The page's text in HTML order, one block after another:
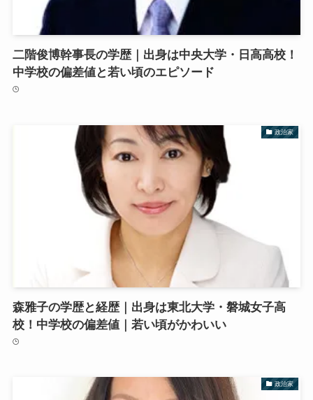
二階俊博幹事長の学歴｜出身は中央大学・日高高校！
中学校の偏差値と若い頃のエピソード
政治家
森雅子の学歴と経歴｜出身は東北大学・磐城女子高
校！中学校の偏差値｜若い頃がかわいい
政治家